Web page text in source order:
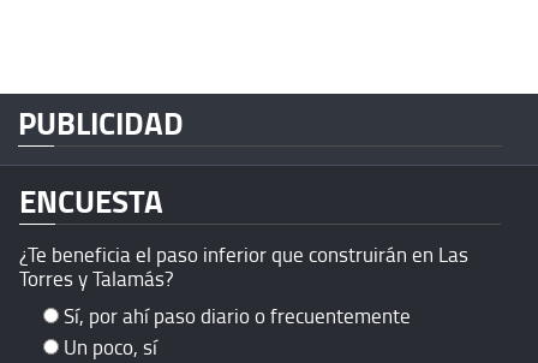
PUBLICIDAD
ENCUESTA
¿Te beneficia el paso inferior que construirán en Las
Torres y Talamás?
Sí, por ahí paso diario o frecuentemente
Un poco, sí